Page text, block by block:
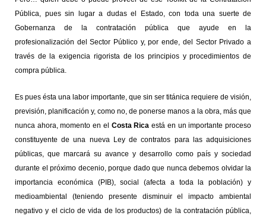
Pública, pues sin lugar a dudas el Estado, con toda una suerte de
Gobernanza de la contratación pública que ayude en la
profesionalización del Sector Público y, por ende, del Sector Privado a
través de la exigencia rigorista de los principios y procedimientos de
compra pública.
Es pues ésta una labor importante, que sin ser titánica requiere de visión,
previsión, planificación y, como no, de ponerse manos a la obra, más que
nunca ahora, momento en el Costa Rica está en un importante proceso
constituyente de una nueva Ley de contratos para las adquisiciones
públicas, que marcará su avance y desarrollo como país y sociedad
durante el próximo decenio, porque dado que nunca debemos olvidar la
importancia económica (PIB), social (afecta a toda la población) y
medioambiental (teniendo presente disminuir el impacto ambiental
negativo y el ciclo de vida de los productos) de la contratación pública,